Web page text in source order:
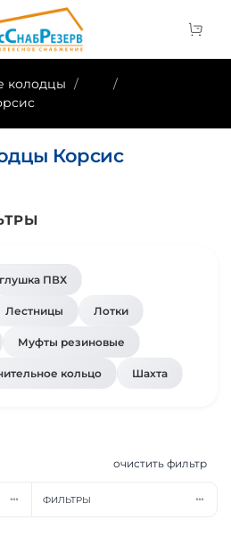
колодцы
Корсис
ПВХ
Лестницы Лотки
Муфты резиновые
кольцо Шахта
очистить фильтр
ФИЛЬТРЫ